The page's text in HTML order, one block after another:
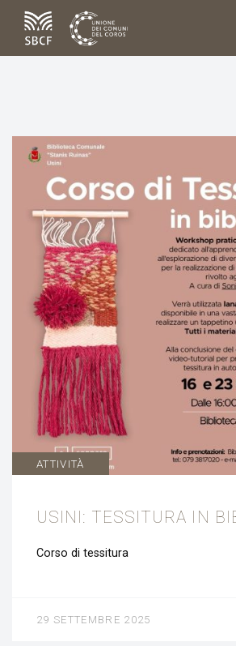
ATTIVITÀ
USINI: TESSITURA IN
Corso di tessitura
29 SETTEMBRE 2025